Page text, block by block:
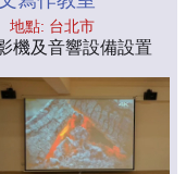
地點: 台北市
機及音響設備設置